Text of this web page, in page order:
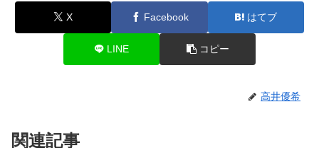
X Facebook はてブ
LINE コピー
高井優希
関連記事